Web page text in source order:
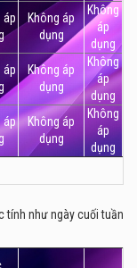
áp
Không áp
dụng
Không
áp
dụng
áp
Không áp
dụng
Không
áp
dụng
áp
Không áp
dụng
Không
áp
dụng
tính như ngày cuối tuần